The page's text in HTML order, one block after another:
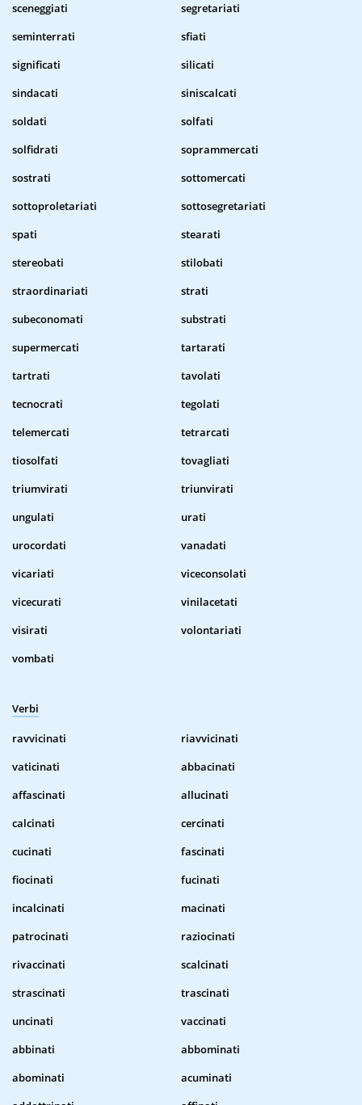
sceneggiati
segretariati
seminterrati
sfiati
significati
silicati
sindacati
siniscalcati
soldati
solfati
solfidrati
soprammercati
sostrati
sottomercati
sottoproletariati
sottosegretariati
spati
stearati
stereobati
stilobati
straordinariati
strati
subeconomati
substrati
supermercati
tartarati
tartrati
tavolati
tecnocrati
tegolati
telemercati
tetrarcati
tiosolfati
tovagliati
triumvirati
triunvirati
ungulati
urati
urocordati
vanadati
vicariati
viceconsolati
vicecurati
vinilacetati
visirati
volontariati
vombati
Verbi
ravvicinati
riavvicinati
vaticinati
abbacinati
affascinati
allucinati
calcinati
cercinati
cucinati
fascinati
fiocinati
fucinati
incalcinati
macinati
patrocinati
raziocinati
rivaccinati
scalcinati
strascinati
trascinati
uncinati
vaccinati
abbinati
abbominati
abominati
acuminati